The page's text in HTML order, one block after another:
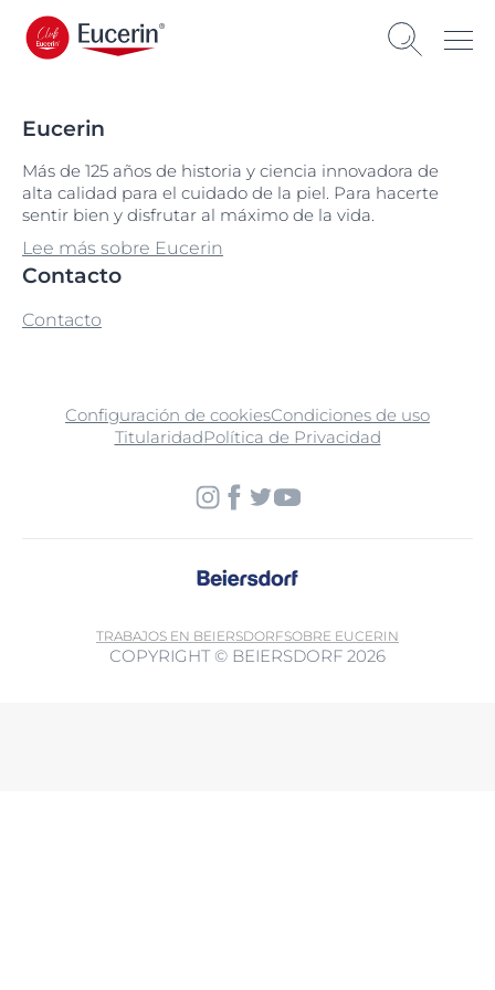
Eucerin
Más de 125 años de historia y ciencia innovadora de
alta calidad para el cuidado de la piel. Para hacerte
sentir bien y disfrutar al máximo de la vida.
Lee más sobre Eucerin
Contacto
Contacto
Configuración de cookiesCondiciones de uso
TitularidadPolítica de Privacidad
TRABAJOS EN BEIERSDORFSOBRE EUCERIN
COPYRIGHT © BEIERSDORF 2026